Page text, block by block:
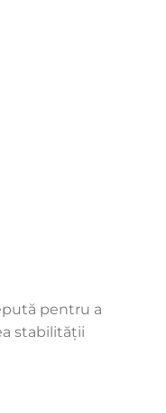
pentru a
stabilității